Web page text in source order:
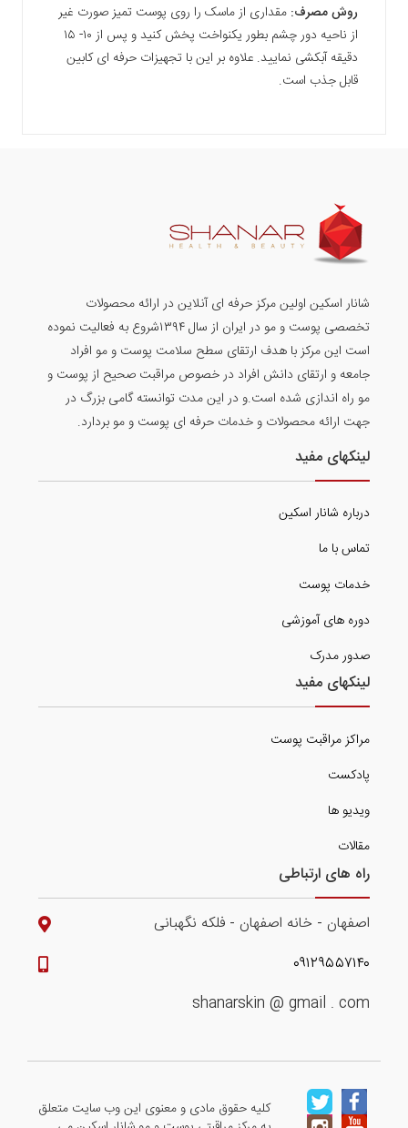
روش مصرف: مقداری از ماسک را روی پوست تمیز صورت غیر
از ناحیه دور چشم بطور یکنواخت پخش کنید و پس از ۱۰- ۱۵
دقیقه آبکشی نمایید. علاوه بر این با تجهیزات حرفه ای کابین
قابل جذب است.
شانار اسکین اولین مرکز حرفه ای آنلاین در ارائه محصولات
تخصصی پوست و مو در ایران از سال ۱۳۹۴شروع به فعالیت نموده
است این مرکز با هدف ارتقای سطح سلامت پوست و مو افراد
جامعه و ارتقای دانش افراد در خصوص مراقبت صحیح از پوست و
مو راه اندازی شده است.و در این مدت توانسته گامی بزرگ در
جهت ارائه محصولات و خدمات حرفه ای پوست و مو بردارد.
لینکهای مفید
درباره شانار اسکین
تماس با ما
خدمات پوست
دوره های آموزشی
صدور مدرک
لینکهای مفید
مراکز مراقبت پوست
پادکست
ویدیو ها
مقالات
راه های ارتباطی
اصفهان - خانه اصفهان - فلکه نگهبانی
۰۹۱۲۹۵۵۷۱۴۰
shanarskin @ gmail . com
کلیه حقوق مادی و معنوی این وب سایت متعلق